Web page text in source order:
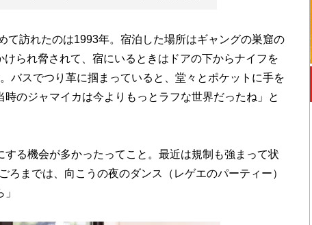
訪れたのは1993年。宿泊した場所はギャングの巣窟の
られ脅されて、宿にいるときはドアの下からナイフを
バスでつり革に掴まっていると、堂々とポケットに手を
のジャマイカは今よりもっとラフな世界だったね」と
する機会が多かったってこと。最近は規制も強まって状
までは、向こうの夜のダンス（レゲエのパーティー）